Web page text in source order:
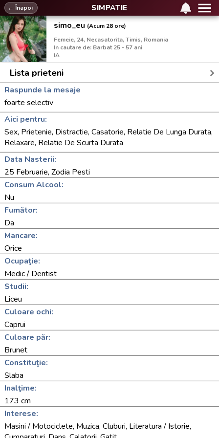
SIMPATIE
← Înapoi
simo_eu (Acum 28 ore)
Femeie, 24, Necasatorita, Timis, Romania
In cautare de: Barbat 25 - 57 ani
IA
Lista prieteni
Raspunde la mesaje
foarte selectiv
Aici pentru:
Sex, Prietenie, Distractie, Casatorie, Relatie De Lunga Durata,
Relaxare, Relatie De Scurta Durata
Data Nasterii:
25 Februarie, Zodia Pesti
Consum Alcool:
Nu
Fumător:
Da
Mancare:
Orice
Ocupaţie:
Medic / Dentist
Studii:
Liceu
Culoare ochi:
Caprui
Culoare păr:
Brunet
Constituţie:
Slaba
Inalţime:
173 cm
Interese:
Masini / Motociclete, Muzica, Cluburi, Literatura / Istorie,